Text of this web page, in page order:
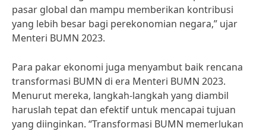
pasar global dan mampu memberikan kontribusi
yang lebih besar bagi perekonomian negara,” ujar
Menteri BUMN 2023.
Para pakar ekonomi juga menyambut baik rencana
transformasi BUMN di era Menteri BUMN 2023.
Menurut mereka, langkah-langkah yang diambil
haruslah tepat dan efektif untuk mencapai tujuan
yang diinginkan. “Transformasi BUMN memerlukan